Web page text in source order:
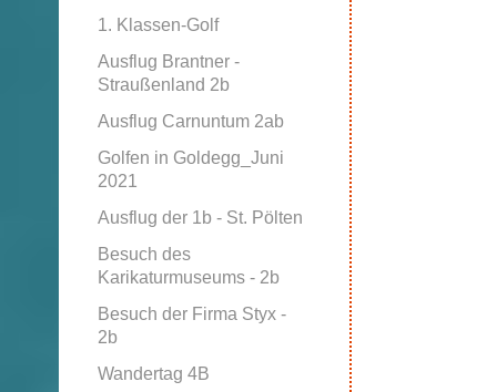
1. Klassen-Golf
Ausflug Brantner -
Straußenland 2b
Ausflug Carnuntum 2ab
Golfen in Goldegg_Juni
2021
Ausflug der 1b - St. Pölten
Besuch des
Karikaturmuseums - 2b
Besuch der Firma Styx -
2b
Wandertag 4B